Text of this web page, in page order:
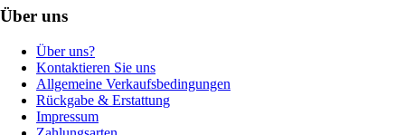
Über uns
Über uns?
Kontaktieren Sie uns
Allgemeine Verkaufsbedingungen
Rückgabe & Erstattung
Impressum